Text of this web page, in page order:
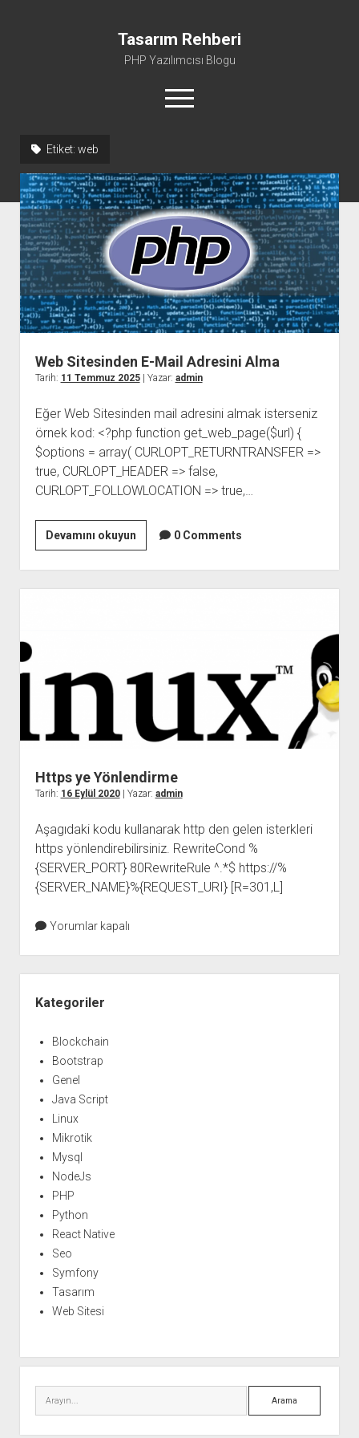
Tasarım Rehberi
PHP Yazılımcısı Blogu
menüyü
aç
Hakkımda
Etiket: web
Web Sitesinden E-Mail Adresini Alma
Tarih: 11 Temmuz 2025| Yazar: admin
Eğer Web Sitesinden mail adresini almak isterseniz
örnek kod: <?php function get_web_page($url) {
$options = array( CURLOPT_RETURNTRANSFER =>
true, CURLOPT_HEADER => false,
CURLOPT_FOLLOWLOCATION => true,…
Devamını okuyunWeb
Sitesinden
E-
Mail
0 Comments
Https ye Yönlendirme
Tarih: 16 Eylül 2020| Yazar: admin
Aşagıdaki kodu kullanarak http den gelen isterkleri
https yönlendirebilirsiniz. RewriteCond %
{SERVER_PORT} 80RewriteRule ^.*$ https://%
{SERVER_NAME}%{REQUEST_URI} [R=301,L]
Yorumlar kapalı
Menü
Kategoriler
Blockchain
Bootstrap
Genel
Java Script
Linux
Mikrotik
Mysql
NodeJs
PHP
Python
React Native
Seo
Symfony
Tasarım
Web Sitesi
Arama